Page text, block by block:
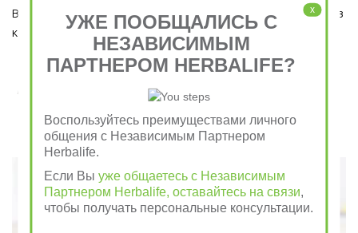
Ведь завтрак является важным приемом пищи, который ни в
коем случае пропускать нельзя!
Говорили в древности
x
УЖЕ ПООБЩАЛИСЬ С
НЕЗАВИСИМЫМ
ПАРТНЕРОМ HERBALIFE?
Воспользуйтесь преимуществами личного
общения с Независимым Партнером
Herbalife.
Если Выуже общаетесь с Независимым
Партнером Herbalife, оставайтесь на связи,
чтобы получать персональные консультации.